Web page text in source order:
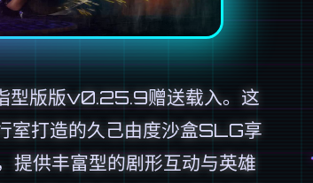
型版版v0.25.9赠送载入。这
打造的久己由度沙盒SLG享
提供丰富型的剧形互动与英雄